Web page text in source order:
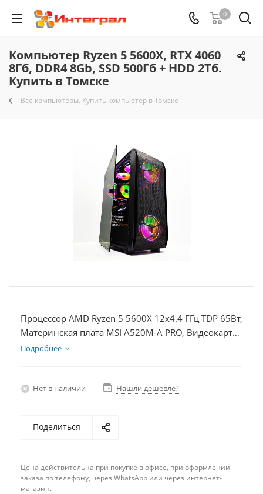
0
Компьютер Ryzen 5 5600X, RTX 4060
8Гб, DDR4 8Gb, SSD 500Гб + HDD 2Тб.
Купить в Томске
Все компьютеры. Купить компьютер в Томске
Процессор AMD Ryzen 5 5600X 12x4.4 ГГц TDP 65Вт,
Материнская плата MSI A520M-A PRO, Видеокарта
RTX 4060 8Гб, Память DDR4 8Gb, Диски
Подробнее
Нет в наличии Нашли дешевле?
Поделиться
Цена действительна при покупке в офисе, при оформлении
заказа по телефону, через WhatsApp или через интернет-
магазин.